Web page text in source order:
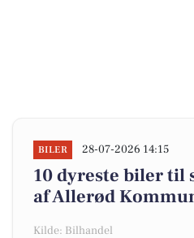
BILER 28-07-2026 14:15
10 dyreste biler til
af Allerød
Kilde: Bilhandel